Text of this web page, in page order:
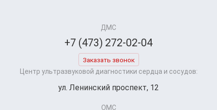
ДМС
+7 (473) 272-02-04
Заказать звонок
Центр ультразвуковой диагностики сердца и сосудов:
ул. Ленинский проспект, 12
ОМС